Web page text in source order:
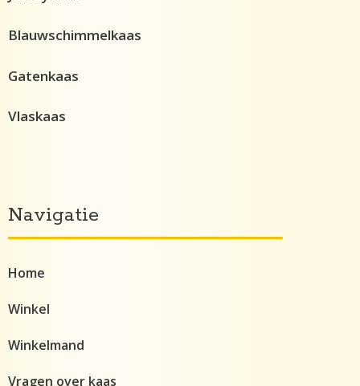
Navigatie
Home
Winkel
Winkelmand
Vragen over kaas
Blauwschimmelkaas
Gatenkaas
Vlaskaas